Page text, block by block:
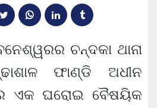
ଚନ୍ଦକା ଥାନା
ଫାଣ୍ଡି ଅଧୀନ
ଏକ ଘରୋଇ ବୈଷୟିକ